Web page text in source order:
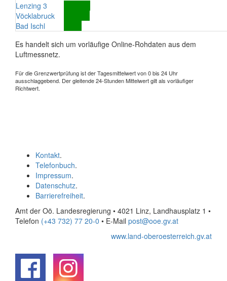
Lenzing 3
Vöcklabruck
Bad Ischl
Es handelt sich um vorläufige Online-Rohdaten aus dem
Luftmessnetz.
Für die Grenzwertprüfung ist der Tagesmittelwert von 0 bis 24 Uhr
ausschlaggebend. Der gleitende 24-Stunden Mittelwert gilt als vorläufiger
Richtwert.
Kontakt.
Telefonbuch.
Impressum.
Datenschutz.
Barrierefreiheit.
Amt der Oö. Landesregierung • 4021 Linz, Landhausplatz 1 •
Telefon (+43 732) 77 20-0 • E-Mail post@ooe.gv.at
www.land-oberoesterreich.gv.at